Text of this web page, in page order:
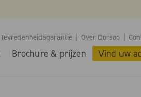
Tevredenheidsgarantie Over Dorsoo
Brochure & prijzen Vind uw